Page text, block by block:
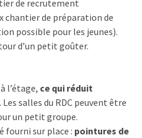
de recrutement
chantier de préparation de
possible pour les jeunes).
d’un petit goûter.
l’étage, ce qui réduit
. Les salles du RDC peuvent être
un petit groupe.
fourni sur place : pointures de